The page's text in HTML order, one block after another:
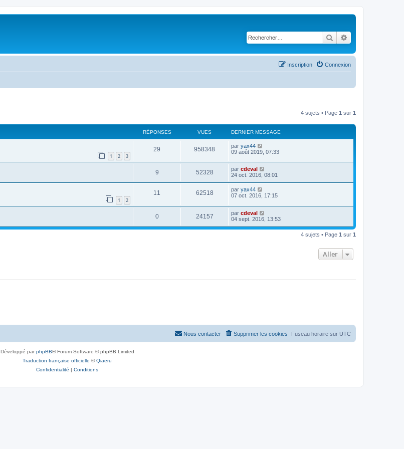
Rechercher
Connexion
Inscription
4 sujets • Page 1 sur 1
RÉPONSES VUES DERNIER MESSAGE
1 2 3
29 958348 par yax44
09 août 2019, 07:33
9 52328 par cdeval
24 oct. 2016, 08:01
1 2
11 62518 par yax44
07 oct. 2016, 17:15
0 24157 par cdeval
04 sept. 2016, 13:53
4 sujets • Page 1 sur 1
Aller
Fuseau horaire sur UTC
Supprimer les cookies
Nous contacter
Développé parphpBB® Forum Software © phpBB Limited
Traduction française officielle ©Qiaeru
Confidentialité | Conditions